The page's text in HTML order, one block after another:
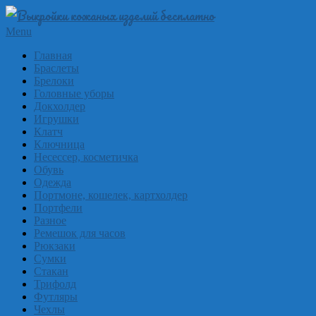
Skip
content
Выкройки
кожи
бесплатно
Skinpat
Primary
Menu
Menu
Главная
Браслеты
Брелоки
Головные уборы
Докхолдер
Игрушки
Клатч
Ключница
Несессер, косметичка
Обувь
Одежда
Портмоне, кошелек, картхолдер
Портфели
Разное
Ремешок для часов
Рюкзаки
Сумки
Стакан
Трифолд
Футляры
Чехлы